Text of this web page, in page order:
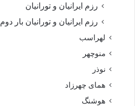
رزم ایرانیان و تورانیان
رزم ایرانیان و تورانیان بار دوم
لهراسب
منوچهر
نوذر
هماى چهرزاد
هوشنگ